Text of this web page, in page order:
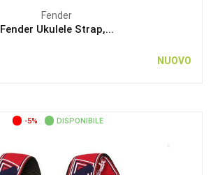
Fender
Fender Ukulele Strap,...
NUOVO
-5% DISPONIBILE